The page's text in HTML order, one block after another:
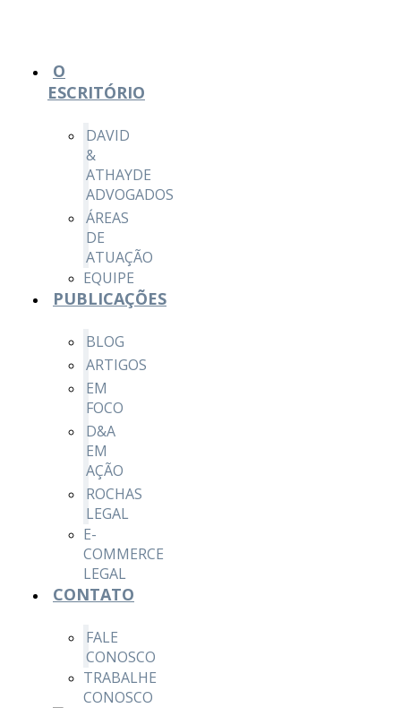
O
ESCRITÓRIO
DAVID
&
ATHAYDE
ADVOGADOS
ÁREAS
DE
ATUAÇÃO
EQUIPE
PUBLICAÇÕES
BLOG
ARTIGOS
EM
FOCO
D&A
EM
AÇÃO
ROCHAS
LEGAL
E-
COMMERCE
LEGAL
CONTATO
FALE
CONOSCO
TRABALHE
CONOSCO